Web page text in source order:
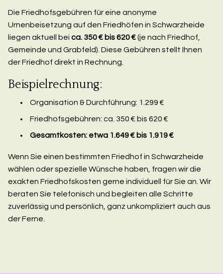
Die Friedhofsgebühren für eine anonyme
Urnenbeisetzung auf den Friedhöfen in Schwarzheide
liegen aktuell bei ca. 350 € bis 620 €(je nach Friedhof,
Gemeinde und Grabfeld). Diese Gebühren stellt Ihnen
der Friedhof direkt in Rechnung.
Beispielrechnung:
Organisation & Durchführung: 1.299 €
Friedhofsgebühren: ca. 350 € bis 620 €
Gesamtkosten: etwa 1.649 € bis 1.919 €
Wenn Sie einen bestimmten Friedhof in Schwarzheide
wählen oder spezielle Wünsche haben, fragen wir die
exakten Friedhofskosten gerne individuell für Sie an. Wir
beraten Sie telefonisch und begleiten alle Schritte
zuverlässig und persönlich, ganz unkompliziert auch aus
der Ferne.